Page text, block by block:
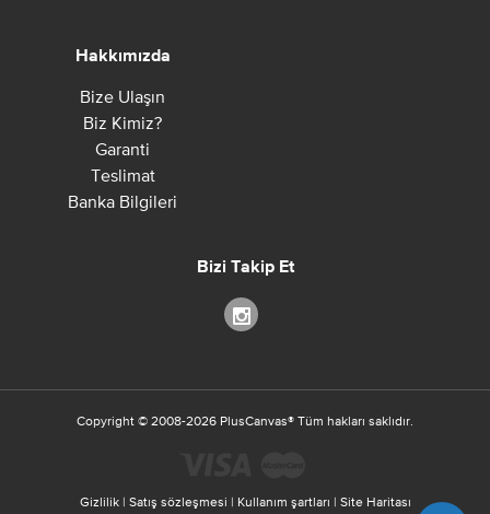
Hakkımızda
Bize Ulaşın
Biz Kimiz?
Garanti
Teslimat
Banka Bilgileri
Bizi Takip Et
Copyright © 2008-2026 PlusCanvas® Tüm hakları saklıdır.
Gizlilik| Satış sözleşmesi | Kullanım şartları | Site Haritası